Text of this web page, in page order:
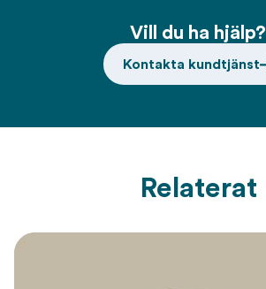
Vill du ha hjälp?
Kontakta kundtjänst
Relaterat